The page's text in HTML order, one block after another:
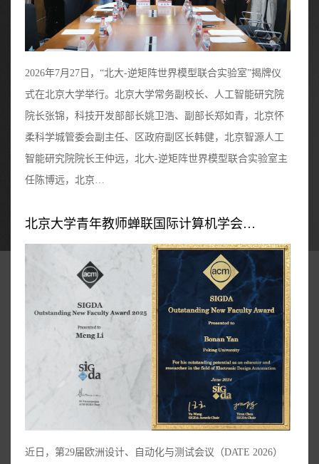
2026年7月27日，“北大-逆矩阵世界模型联合实验室”揭牌仪
式在北京大学举行。北京大学常务副校长、人工智能研究院
院长张锦，科技开发部部长姚卫浩、副部长郑如青，北京怀
柔科学城管委会副主任、区政府副区长韩健，北京智源人工
智能研究院院长王仲远，北大-逆矩阵世界模型联合实验室主
任陈博远，北京…
北京大学青年教师蝉联国际计算机学会…
近日，第29届欧洲设计、自动化与测试会议（DATE 2026）